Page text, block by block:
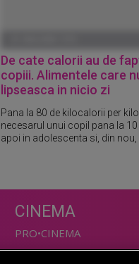
De cate calorii au de
copiii. Alimentele care
lipseasca in nicio zi
Pana la 80 de kilocalorii per
necesarul unui copil pana la
apoi in adolescenta si, din nou,
CINEMA
PRO•CINEMA